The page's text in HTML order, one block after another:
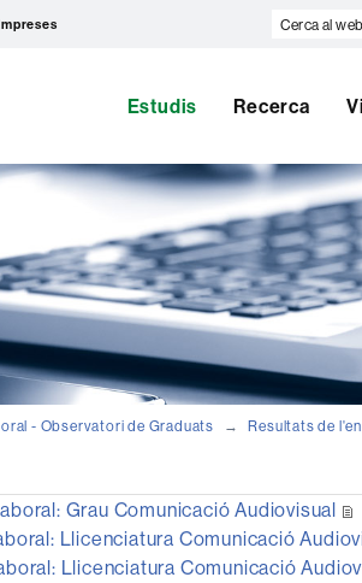
Cerca
Estudis Recerca
- Observatori de Graduats Resultats de
Grau Comunicació Audiovisual
Llicenciatura Comunicació
Llicenciatura Comunicació